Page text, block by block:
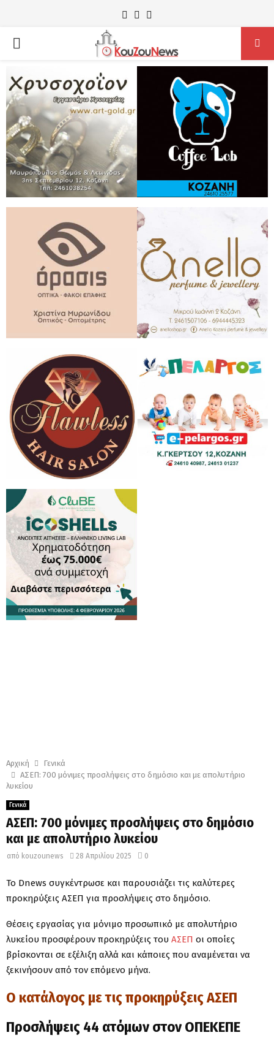
Facebook
Instagram
PRIMARY
MENU
Αρχική
Γενικά
ΑΣΕΠ: 700 μόνιμες προσλήψεις στο δημόσιο και με απολυτήριο
λυκείου
Γενικά
ΑΣΕΠ: 700 μόνιμες προσλήψεις στο δημόσιο
και με απολυτήριο λυκείου
από kouzounews 28 Απριλίου 2025 0
Το Dnews συγκέντρωσε και παρουσιάζει τις καλύτερες
προκηρύξεις ΑΣΕΠ για προσλήψεις στο δημόσιο.
Θέσεις εργασίας για μόνιμο προσωπικό με απολυτήριο
λυκείου προσφέρουν προκηρύξεις του ΑΣΕΠ οι οποίες
βρίσκονται σε εξέλιξη αλλά και κάποιες που αναμένεται να
ξεκινήσουν από τον επόμενο μήνα.
Ο κατάλογος με τις προκηρύξεις ΑΣΕΠ
Προσλήψεις 44 ατόμων στον ΟΠΕΚΕΠΕ